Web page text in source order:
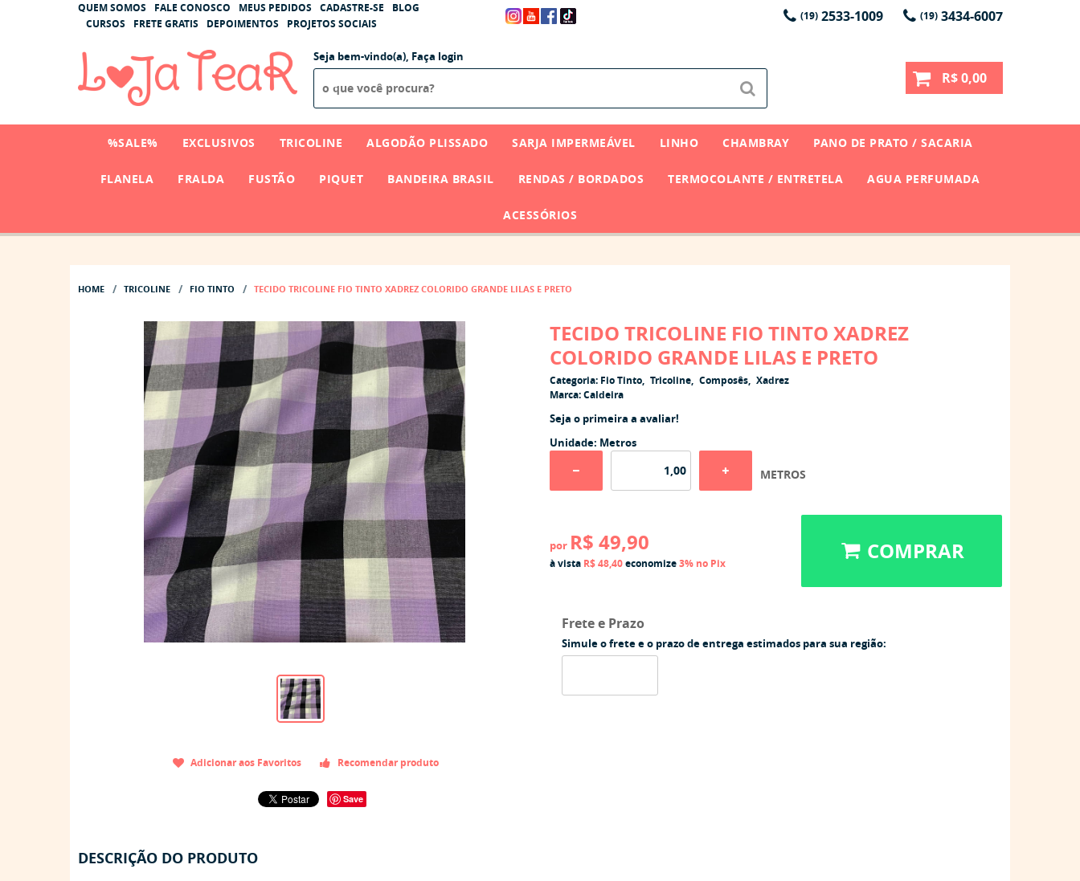
QUEM SOMOS FALE CONOSCO MEUS PEDIDOS CADASTRE-SE
BLOG
CURSOS
FRETE GRATIS DEPOIMENTOS PROJETOS SOCIAIS
(19)2533-1009 (19)3434-6007
Seja bem-vindo(a), Faça login
R$ 0,00
%SALE% EXCLUSIVOS TRICOLINE ALGODÃO PLISSADO SARJA IMPERMEÁVEL LINHO CHAMBRAY PANO DE PRATO / SACARIA
FLANELA FRALDA FUSTÃO PIQUET BANDEIRA BRASIL RENDAS / BORDADOS TERMOCOLANTE / ENTRETELA AGUA PERFUMADA
ACESSÓRIOS
HOME TRICOLINE FIO TINTO TECIDO TRICOLINE FIO TINTO XADREZ COLORIDO GRANDE LILAS E PRETO
Adicionar aos Favoritos Recomendar produto
Save
TECIDO TRICOLINE FIO TINTO XADREZ
COLORIDO GRANDE LILAS E PRETO
Categoria: Fio Tinto Tricoline Composês
Xadrez
Marca:Caldeira
Seja o primeira a avaliar!
Unidade: Metros
METROS
por R$ 49,90
à vista R$ 48,40economize3% no Pix COMPRAR
Frete e Prazo
Simule o frete e o prazo de entrega estimados para sua região:
DESCRIÇÃO DO PRODUTO